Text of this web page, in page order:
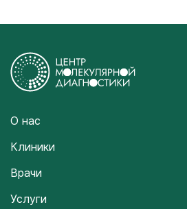
О нас
Клиники
Врачи
Услуги